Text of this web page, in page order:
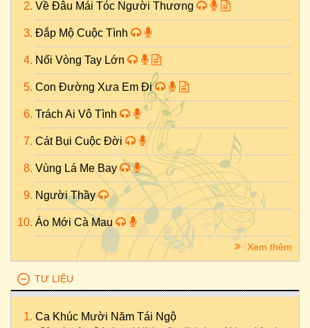
Về Đâu Mái Tóc Người Thương
Đắp Mộ Cuộc Tình
Nối Vòng Tay Lớn
Con Đường Xưa Em Đi
Trách Ai Vô Tình
Cát Bụi Cuộc Đời
Vùng Lá Me Bay
Người Thầy
Áo Mới Cà Mau
Xem thêm
TƯ LIỆU
Ca Khúc Mười Năm Tái Ngộ